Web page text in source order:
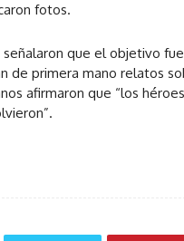
fotos.
señalaron que el objetivo
de primera mano relatos
afirmaron que “los